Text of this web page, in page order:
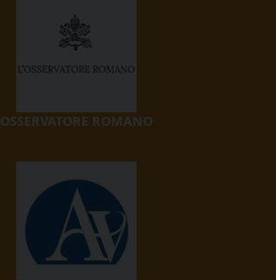
OSSERVATORE ROMANO